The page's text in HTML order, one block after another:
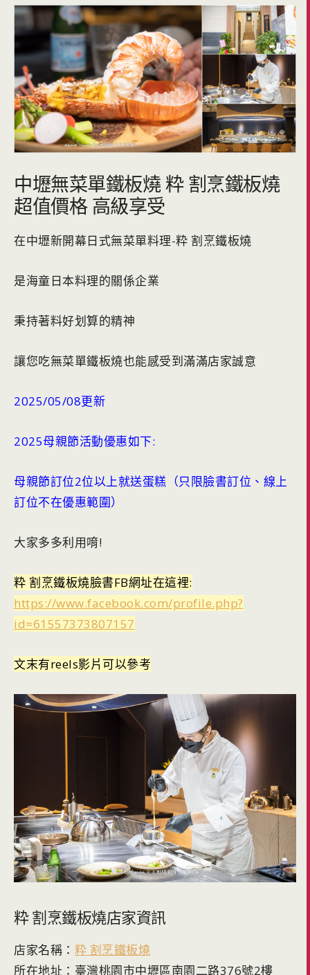
中壢無菜單鐵板燒 粋 割烹鐵板燒
超值價格 高級享受
在中壢新開幕日式無菜單料理-粋 割烹鐵板燒
是海童日本料理的關係企業
秉持著料好划算的精神
讓您吃無菜單鐵板燒也能感受到滿滿店家誠意
2025/05/08更新
2025母親節活動優惠如下:
母親節訂位2位以上就送蛋糕（只限臉書訂位、線上
訂位不在優惠範圍）
大家多多利用唷!
粋 割烹鐵板燒臉書FB網址在這裡:
https://www.facebook.com/profile.php?
id=61557373807157
文末有reels影片可以參考
粋 割烹鐵板燒店家資訊
店家名稱： 粋 割烹鐵板燒
所在地址：臺灣桃園市中壢區南園二路376號2樓